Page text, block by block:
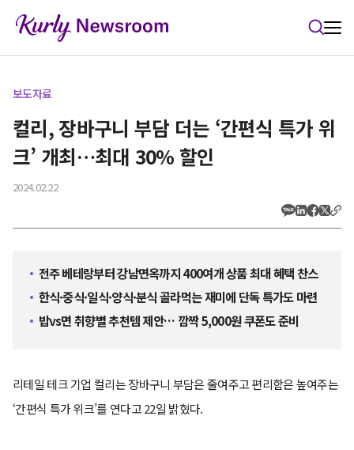
보도자료
컬리, 장바구니 부담 더는 ‘간편식 특가 위
크’ 개최…최대 30% 할인
2024.02.22
전주 베테랑부터 강남면옥까지 400여개 상품 최대 혜택 찬스
한식·중식·일식·양식·분식 골라먹는 재미에 단독 특가도 마련
밥vs면 취향별 추천템 제안… 깜짝 5,000원 쿠폰도 준비
리테일 테크 기업 컬리는 장바구니 부담은 줄여주고 편리함은 높여주는
‘간편식 특가 위크’를 연다고 22일 밝혔다.